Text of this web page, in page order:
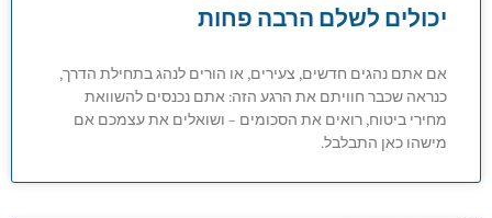
יכולים לשלם הרבה פחות
אם אתם נהגים חדשים, צעירים, או הורים לנהג בתחילת הדרך,
כנראה שכבר חוויתם את הרגע הזה: אתם נכנסים להשוואת
מחירי ביטוח, רואים את הסכומים – ושואלים את עצמכם אם
מישהו כאן התבלבל.